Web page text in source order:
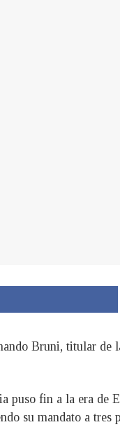
Bruni, titular de
puso fin a la era de
su mandato a tres